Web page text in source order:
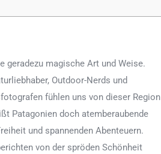
geradezu magische Art und Weise.
Outdoor-Nerds und
fühlen uns von dieser Region
Patagonien doch atemberaubende
und spannenden Abenteuern.
von der spröden Schönheit